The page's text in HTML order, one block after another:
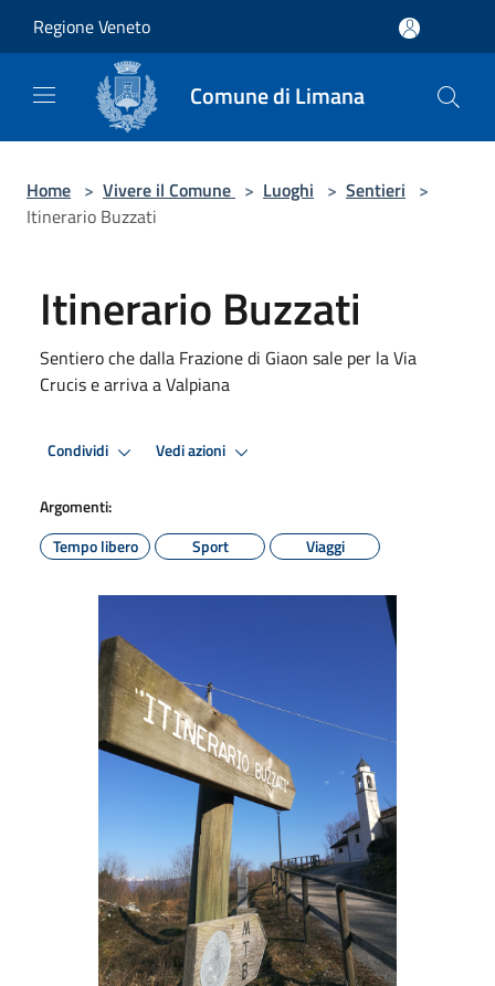
Regione Veneto
Comune di Limana
Home > Vivere il Comune > Luoghi > Sentieri >
Itinerario Buzzati
Itinerario Buzzati
Sentiero che dalla Frazione di Giaon sale per la Via
Crucis e arriva a Valpiana
Condividi Vedi azioni
Argomenti:
Tempo libero
Sport Viaggi